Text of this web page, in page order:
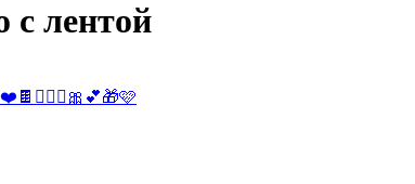
с лентой
❤️ 🍫 👩‍❤️‍👨 🎀 💕🎁🩷